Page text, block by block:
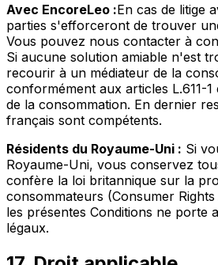
Avec EncoreLeo :En cas de litige
parties s'efforceront de trouver
Vous pouvez nous contacter à
Si aucune solution amiable n'est
recourir à un médiateur de la
conformément aux articles L.611-1
de la consommation. En dernier
français sont compétents.
Résidents du Royaume-Uni : Si
Royaume-Uni, vous conservez
confère la loi britannique sur la
consommateurs (Consumer Rights
les présentes Conditions ne porte
légaux.